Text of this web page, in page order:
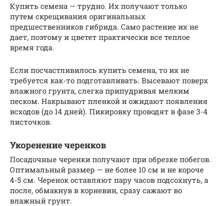
Купить семена — трудно. Их получают только
путем скрещивания оригинальных
предшественников гибрида. Само растение их не
дает, поэтому и цветет практически все теплое
время года.
Если посчастливилось купить семена, то их не
требуется как-то подготавливать. Высевают поверх
влажного грунта, слегка припудривая мелким
песком. Накрывают пленкой и ожидают появления
всходов (до 14 дней). Пикировку проводят в фазе 3-4
листочков.
Укоренение черенков
Посадочные черенки получают при обрезке побегов.
Оптимальный размер — не более 10 см и не короче
4-5 см. Черенок оставляют пару часов подсохнуть, а
после, обмакнув в корневин, сразу сажают во
влажный грунт.